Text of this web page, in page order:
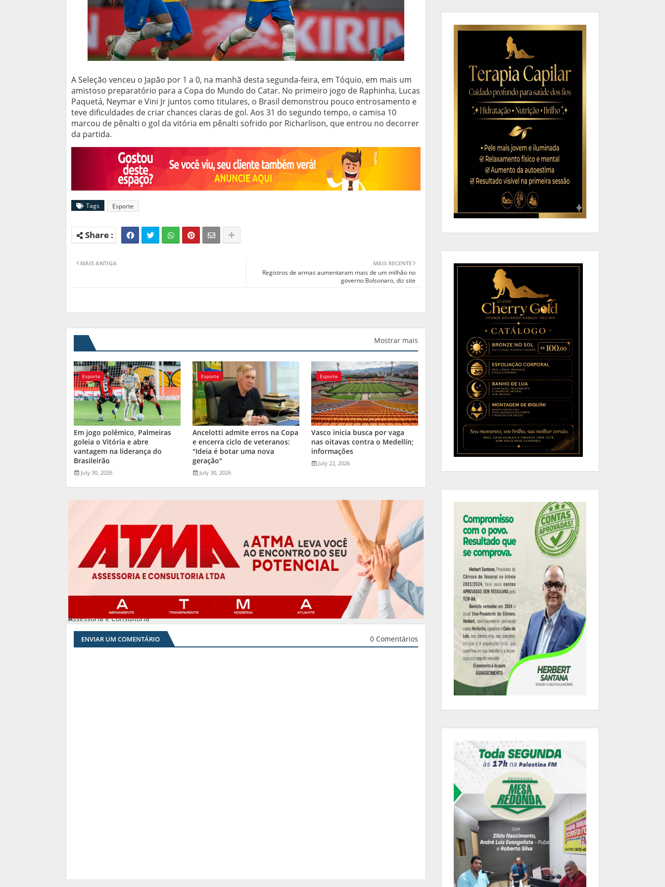
A Seleção venceu o Japão por 1 a 0, na manhã desta segunda-feira, em Tóquio, em mais um
amistoso preparatório para a Copa do Mundo do Catar. No primeiro jogo de Raphinha, Lucas
Paquetá, Neymar e Vini Jr juntos como titulares, o Brasil demonstrou pouco entrosamento e
teve dificuldades de criar chances claras de gol. Aos 31 do segundo tempo, o camisa 10
marcou de pênalti o gol da vitória em pênalti sofrido por Richarlison, que entrou no decorrer
da partida.
Tags Esporte
MAIS RECENTE
Registros de armas aumentaram mais de um milhão no
governo Bolsonaro, diz site
MAIS ANTIGA
Mostrar mais
Esporte
Em jogo polêmico, Palmeiras
goleia o Vitória e abre
vantagem na liderança do
Brasileirão
July 30, 2026
Esporte
Ancelotti admite erros na Copa
e encerra ciclo de veteranos:
"Ideia é botar uma nova
geração"
July 30, 2026
Esporte
Vasco inicia busca por vaga
nas oitavas contra o Medellín;
informações
July 22, 2026
Assessoria e Consultoria
#
ENVIAR UM COMENTÁRIO 0 Comentários